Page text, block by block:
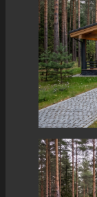
Санузлов
фильтры
Материал стен